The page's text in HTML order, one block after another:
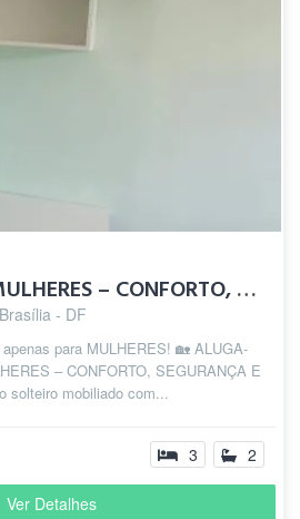
QUARTO PARA MULHERES – CONFORTO, SEGURANÇA E COMODIDADE
- DF
para MULHERES! 🏡 ALUGA-
– CONFORTO, SEGURANÇA E
solteiro mobiliado com...
3 2
Ver Detalhes